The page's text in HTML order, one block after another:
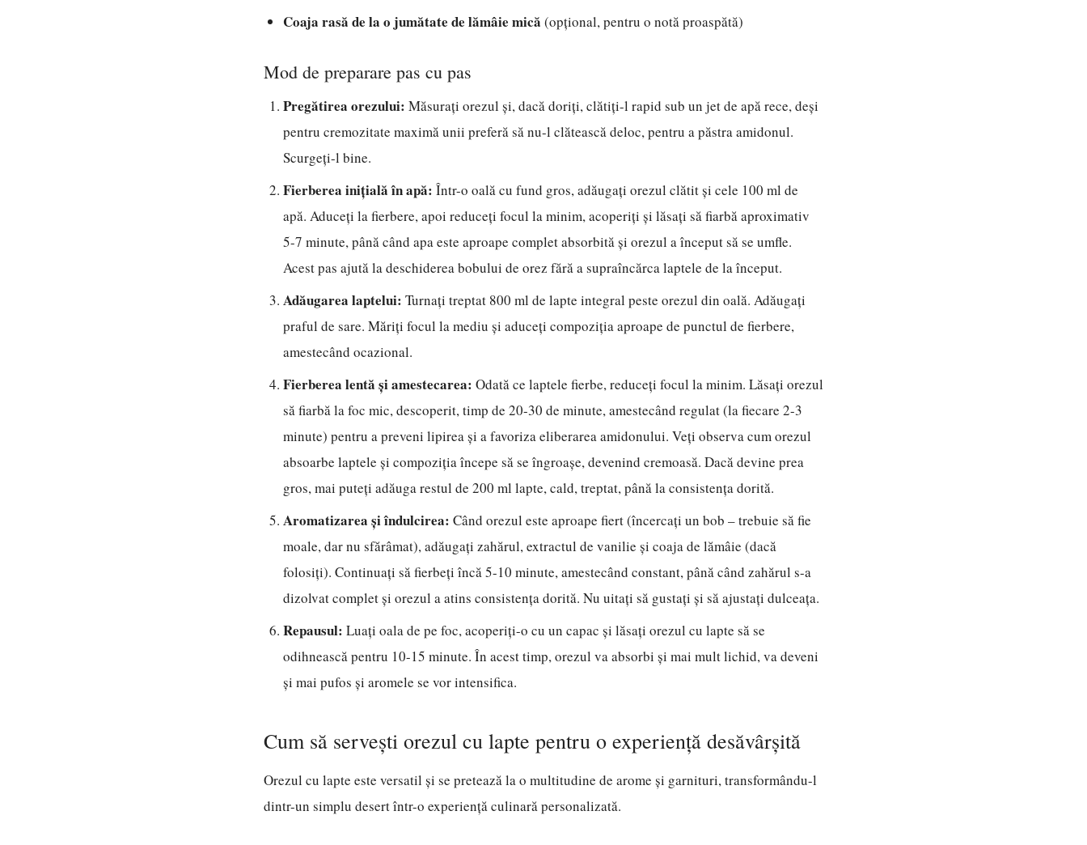
Coaja rasă de la o jumătate de lămâie mică (opțional, pentru o notă proaspătă)
Mod de preparare pas cu pas
Pregătirea orezului: Măsurați orezul și, dacă doriți, clătiți-l rapid sub un jet de apă rece, deși
pentru cremozitate maximă unii preferă să nu-l clătească deloc, pentru a păstra amidonul.
Scurgeți-l bine.
Fierberea inițială în apă: Într-o oală cu fund gros, adăugați orezul clătit și cele 100 ml de
apă. Aduceți la fierbere, apoi reduceți focul la minim, acoperiți și lăsați să fiarbă aproximativ
5-7 minute, până când apa este aproape complet absorbită și orezul a început să se umfle.
Acest pas ajută la deschiderea bobului de orez fără a supraîncărca laptele de la început.
Adăugarea laptelui: Turnați treptat 800 ml de lapte integral peste orezul din oală. Adăugați
praful de sare. Măriți focul la mediu și aduceți compoziția aproape de punctul de fierbere,
amestecând ocazional.
Fierberea lentă și amestecarea: Odată ce laptele fierbe, reduceți focul la minim. Lăsați orezul
să fiarbă la foc mic, descoperit, timp de 20-30 de minute, amestecând regulat (la fiecare 2-3
minute) pentru a preveni lipirea și a favoriza eliberarea amidonului. Veți observa cum orezul
absoarbe laptele și compoziția începe să se îngroașe, devenind cremoasă. Dacă devine prea
gros, mai puteți adăuga restul de 200 ml lapte, cald, treptat, până la consistența dorită.
Aromatizarea și îndulcirea: Când orezul este aproape fiert (încercați un bob – trebuie să fie
moale, dar nu sfărâmat), adăugați zahărul, extractul de vanilie și coaja de lămâie (dacă
folosiți). Continuați să fierbeți încă 5-10 minute, amestecând constant, până când zahărul s-a
dizolvat complet și orezul a atins consistența dorită. Nu uitați să gustați și să ajustați dulceața.
Repausul: Luați oala de pe foc, acoperiți-o cu un capac și lăsați orezul cu lapte să se
odihnească pentru 10-15 minute. În acest timp, orezul va absorbi și mai mult lichid, va deveni
și mai pufos și aromele se vor intensifica.
Cum să servești orezul cu lapte pentru o experiență desăvârșită
Orezul cu lapte este versatil și se pretează la o multitudine de arome și garnituri, transformându-l
dintr-un simplu desert într-o experiență culinară personalizată.